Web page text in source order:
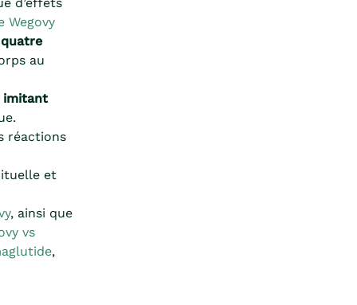
Wegovy
quatre
au
imitant
réactions
et
, ainsi que
vs
,